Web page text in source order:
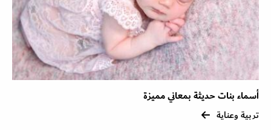
أسماء بنات حديثة بمعاني مميزة
تربية وعناية